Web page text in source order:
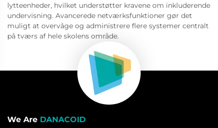
lytteenheder, hvilket understøtter kravene om inkluderende
undervisning. Avancerede netværksfunktioner gør det
muligt at overvåge og administrere flere systemer centralt
på tværs af hele skolens område.
We Are DANACOID